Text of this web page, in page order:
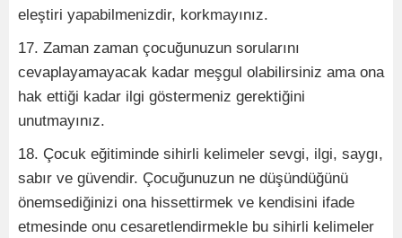
eleştiri yapabilmenizdir, korkmayınız.
17. Zaman zaman çocuğunuzun sorularını
cevaplayamayacak kadar meşgul olabilirsiniz ama ona
hak ettiği kadar ilgi göstermeniz gerektiğini
unutmayınız.
18. Çocuk eğitiminde sihirli kelimeler sevgi, ilgi, saygı,
sabır ve güvendir. Çocuğunuzun ne düşündüğünü
önemsediğinizi ona hissettirmek ve kendisini ifade
etmesinde onu cesaretlendirmekle bu sihirli kelimeler